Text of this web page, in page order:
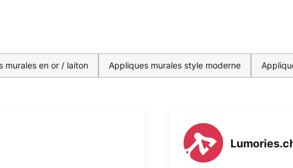
murales en or / laiton Appliques murales style moderne